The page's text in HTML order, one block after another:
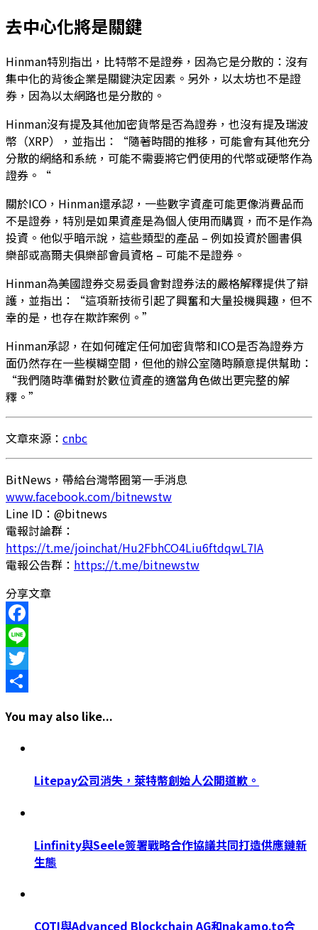
去中心化將是關鍵
Hinman特別指出，比特幣不是證券，因為它是分散的：沒有
集中化的背後企業是關鍵決定因素。另外，以太坊也不是證
券，因為以太網路也是分散的。
Hinman沒有提及其他加密貨幣是否為證券，也沒有提及瑞波
幣（XRP），並指出：“隨著時間的推移，可能會有其他充分
分散的網絡和系統，可能不需要將它們使用的代幣或硬幣作為
證券。“
關於ICO，Hinman還承認，一些數字資產可能更像消費品而
不是證券，特別是如果資產是為個人使用而購買，而不是作為
投資。他似乎暗示說，這些類型的產品 – 例如投資於圖書俱
樂部或高爾夫俱樂部會員資格 – 可能不是證券。
Hinman為美國證券交易委員會對證券法的嚴格解釋提供了辯
護，並指出：“這項新技術引起了興奮和大量投機興趣，但不
幸的是，也存在欺詐案例。”
Hinman承認，在如何確定任何加密貨幣和ICO是否為證券方
面仍然存在一些模糊空間，但他的辦公室隨時願意提供幫助：
“我們隨時準備對於數位資產的適當角色做出更完整的解
釋。”
文章來源： cnbc
BitNews，帶給台灣幣圈第一手消息
www.facebook.com/bitnewstw
Line ID：@bitnews
電報討論群：
https://t.me/joinchat/Hu2FbhCO4Liu6ftdqwL7IA
電報公告群： https://t.me/bitnewstw
分享文章
Facebook
Line
Twitter
You may also like...
Litepay公司消失，萊特幣創始人公開道歉。
Linfinity與Seele簽署戰略合作協議共同打造供應鏈新
生態
COTI與Advanced Blockchain AG和nakamo.to合